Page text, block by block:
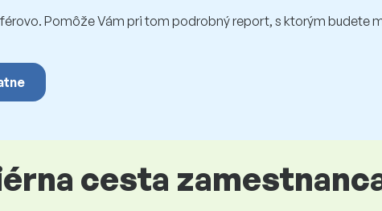
Pomôže Vám pri tom podrobný report, s ktorým budete
cesta